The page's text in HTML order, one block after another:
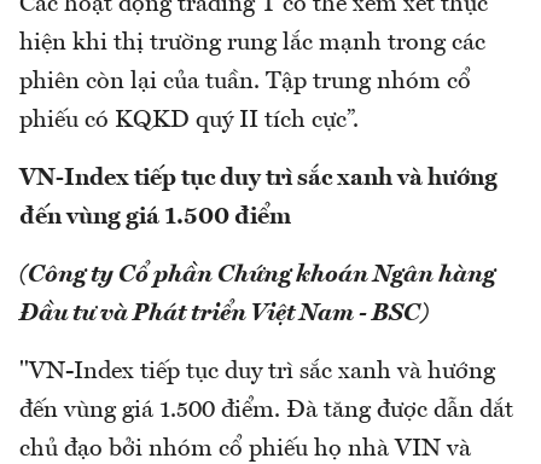
Các hoạt động trading T có thể xem xét thực
hiện khi thị trường rung lắc mạnh trong các
phiên còn lại của tuần. Tập trung nhóm cổ
phiếu có KQKD quý II tích cực”.
VN-Index tiếp tục duy trì sắc xanh và hướng
đến vùng giá 1.500 điểm
(Công ty Cổ phần Chứng khoán Ngân hàng
Đầu tư và Phát triển Việt Nam - BSC)
"VN-Index tiếp tục duy trì sắc xanh và hướng
đến vùng giá 1.500 điểm. Đà tăng được dẫn dắt
chủ đạo bởi nhóm cổ phiếu họ nhà VIN và